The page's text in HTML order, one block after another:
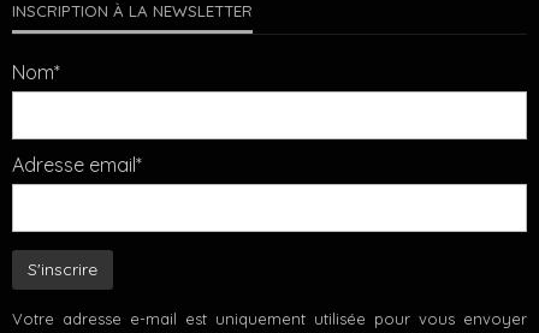
INSCRIPTION À LA NEWSLETTER
Nom*
Adresse email*
Votre adresse e-mail est uniquement utilisée pour vous envoyer